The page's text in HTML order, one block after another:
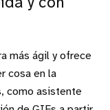
y con
más ágil y ofrece
cosa en la
como asistente